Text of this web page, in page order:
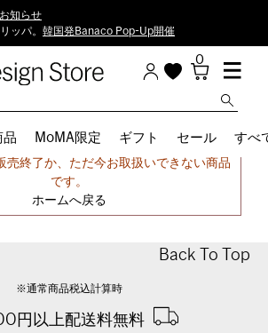
知らせ
ッパ。 韓国発Banaco Pop-Up開催
0
品 MoMA限定 ギフト セール すべ
申し訳ございません。
売終了か、ただ今お取扱いできない商品
です。
ホームへ戻る
Back To Top
※通常商品税込計算時
円以上配送料無料